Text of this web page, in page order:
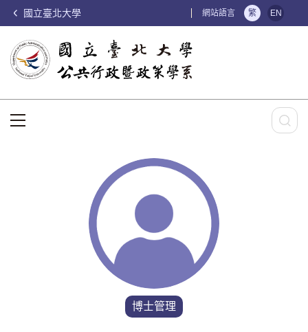
國立臺北大學 網站語言 繁 EN
博士管理